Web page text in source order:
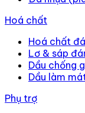
Hoá chất
Hoá chất
Lơ & sáp
Dầu chống
Dầu làm
Phụ trợ